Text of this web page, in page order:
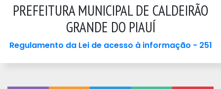
PREFEITURA MUNICIPAL DE CALDEIRÃO
GRANDE DO PIAUÍ
Regulamento da Lei de acesso à informação - 251